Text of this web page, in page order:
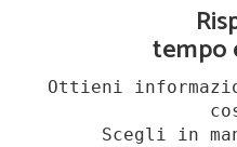
tempo
Ottieni
Scegli in